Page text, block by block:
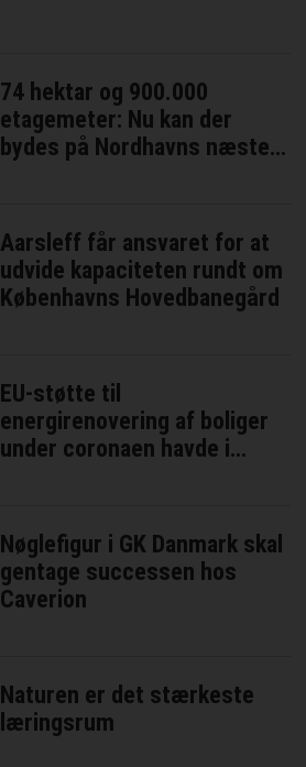
74 hektar og 900.000
etagemeter: Nu kan der
bydes på Nordhavns næste
Aarsleff får ansvaret for at
udvide kapaciteten rundt om
Københavns Hovedbanegård
EU-støtte til
energirenovering af boliger
under coronaen havde i
Nøglefigur i GK Danmark skal
gentage successen hos
Caverion
Naturen er det stærkeste
læringsrum